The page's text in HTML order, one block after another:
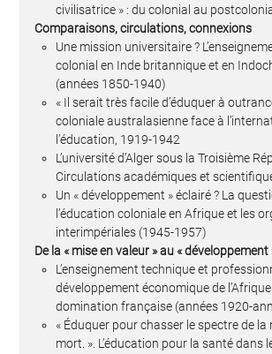
civilisatrice » : du colonial au
Comparaisons, circulations, connexions
Une mission universitaire ?
colonial en Inde britannique et en
(années 1850-1940)
« Il serait très facile d’éduquer à
coloniale australasienne face à
l’éducation, 1919-1942
L’université d’Alger sous la Troisième
Circulations académiques et
Un « développement » éclairé ? La
l’éducation coloniale en Afrique et les
interimpériales (1945-1957)
De la « mise en valeur » au « développement
L’enseignement technique et
développement économique de
domination française (années 1920-
« Éduquer pour chasser le spectre de la
mort. ». L’éducation pour la santé dans